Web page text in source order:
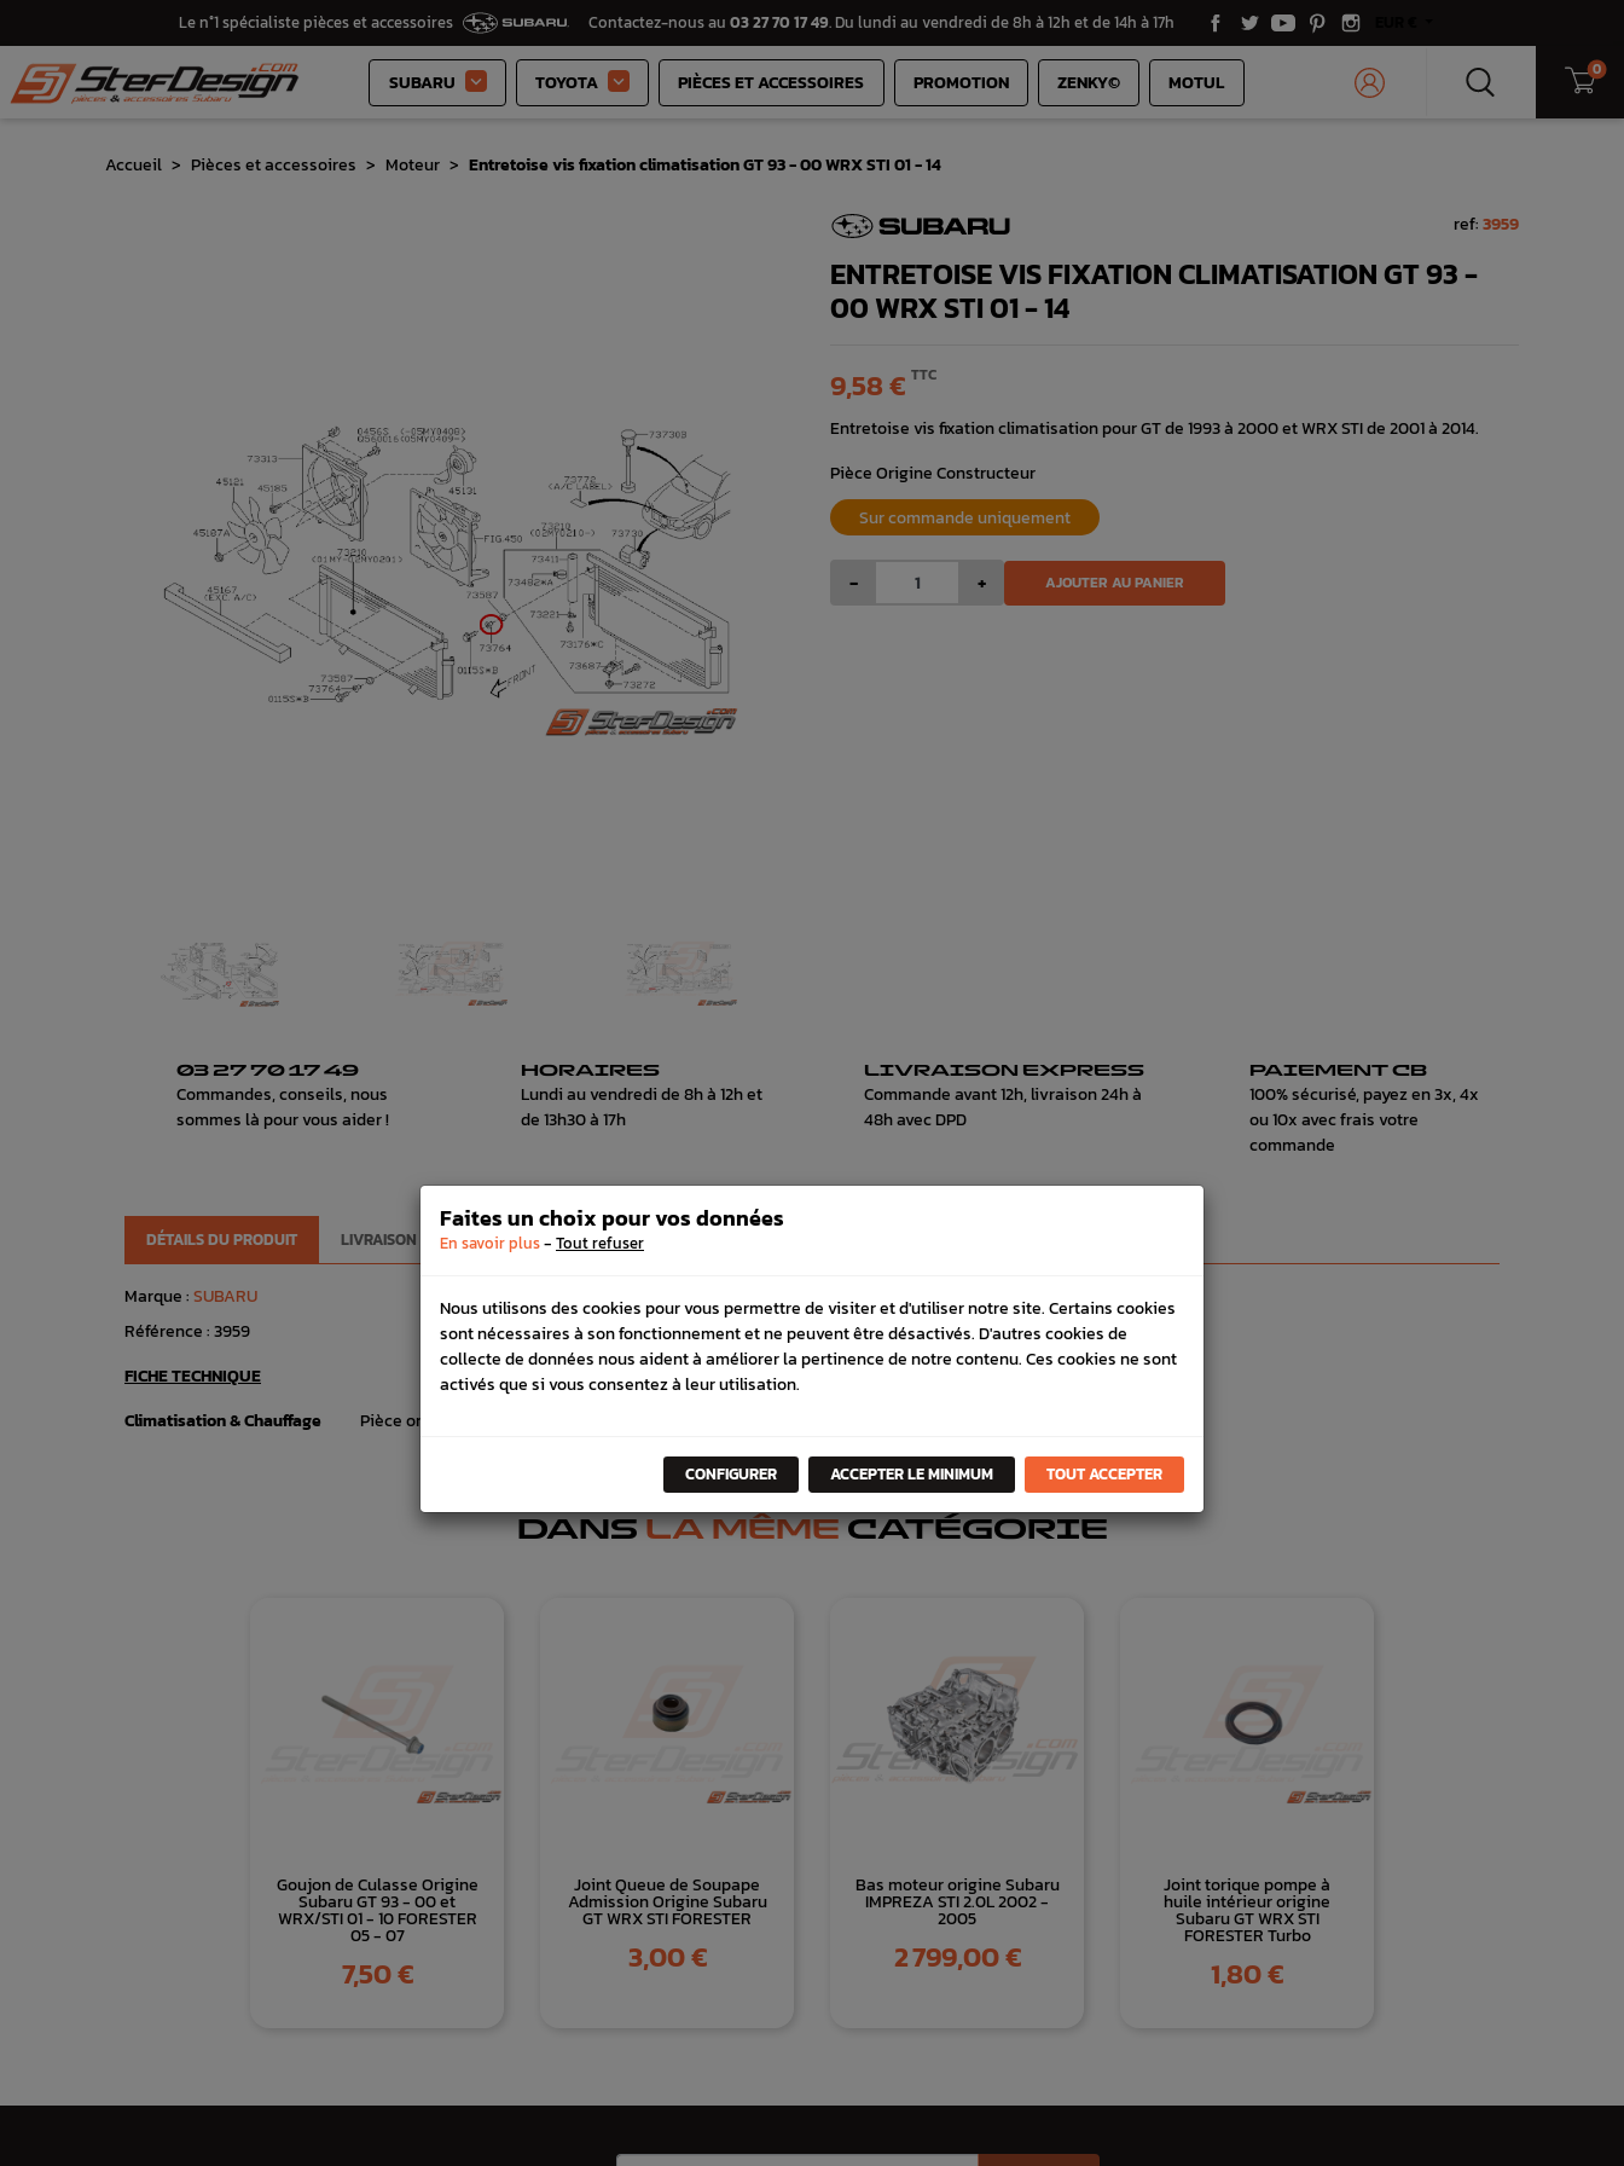
Le n°1 spécialiste pièces et accessoires Contactez-nous au 03 27 70 17 49. Du lundi au vendredi de 8h à 12h et de 14h à 17h
SUBARU  TOYOTA  PIÈCES ET ACCESSOIRES PROMOTION ZENKY© MOTUL 0
Accueil Pièces et accessoires Moteur Entretoise vis fixation climatisation GT 93 - 00 WRX STI 01 - 14
ref:3959
ENTRETOISE VIS FIXATION CLIMATISATION GT 93 -
00 WRX STI 01 - 14
9,58 € TTC
Entretoise vis fixation climatisation pour GT de 1993 à 2000 et WRX STI de 2001 à 2014.
Pièce Origine Constructeur
Sur commande uniquement
- + AJOUTER AU PANIER
03 27 70 17 49
Commandes, conseils, nous
sommes là pour vous aider !
HORAIRES
Lundi au vendredi de 8h à 12h et
de 13h30 à 17h
LIVRAISON EXPRESS
Commande avant 12h, livraison 24h à
48h avec DPD
PAIEMENT CB
100% sécurisé, payez en 3x, 4x
ou 10x avec frais votre
commande
DÉTAILS DU PRODUIT LIVRAISON VÉHICULES COMPATIBLE
Marque :SUBARU
Référence :3959
FICHE TECHNIQUE
Climatisation & Chauffage
Pièce origine constructeur
DANSLA MÊMECATÉGORIE
Goujon de Culasse Origine
Subaru GT 93 - 00 et
WRX/STI 01 - 10 FORESTER
05 - 07
Prix
7,50 €
Joint Queue de Soupape
Admission Origine Subaru
GT WRX STI FORESTER
Prix
3,00 €
Bas moteur origine Subaru
IMPREZA STI 2.0L 2002 -
2005
Prix
2 799,00 €
Joint torique pompe à
huile intérieur origine
Subaru GT WRX STI
FORESTER Turbo
Prix
1,80 €
Faites un choix pour vos données
En savoir plus- Tout refuser
Nous utilisons des cookies pour vous permettre de visiter et d'utiliser notre site. Certains cookies
sont nécessaires à son fonctionnement et ne peuvent être désactivés. D'autres cookies de
collecte de données nous aident à améliorer la pertinence de notre contenu. Ces cookies ne sont
activés que si vous consentez à leur utilisation.
CONFIGURER ACCEPTER LE MINIMUM TOUT ACCEPTER